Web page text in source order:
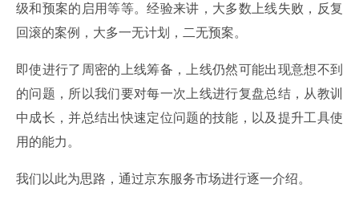
级和预案的启用等等。经验来讲，大多数上线失败，反复
回滚的案例，大多一无计划，二无预案。
即使进行了周密的上线筹备，上线仍然可能出现意想不到
的问题，所以我们要对每一次上线进行复盘总结，从教训
中成长，并总结出快速定位问题的技能，以及提升工具使
用的能力。
我们以此为思路，通过京东服务市场进行逐一介绍。